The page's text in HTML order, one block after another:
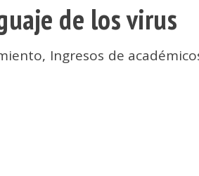
de los virus
, Ingresos de